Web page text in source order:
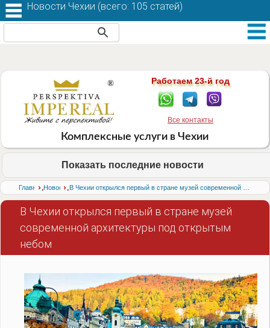
Работаем 23-й год
Все контакты
Комплексные услуги в Чехии
Показать последние новости
Главная›
Новости›
В Чехии открылся первый в стране музей
современной архитектуры под открытым
небом
Новости Чехии (всего: 105 статей)